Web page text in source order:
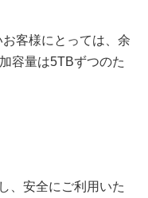
客様にとっては、余
容量は5TBずつのた
、安全にご利用いた